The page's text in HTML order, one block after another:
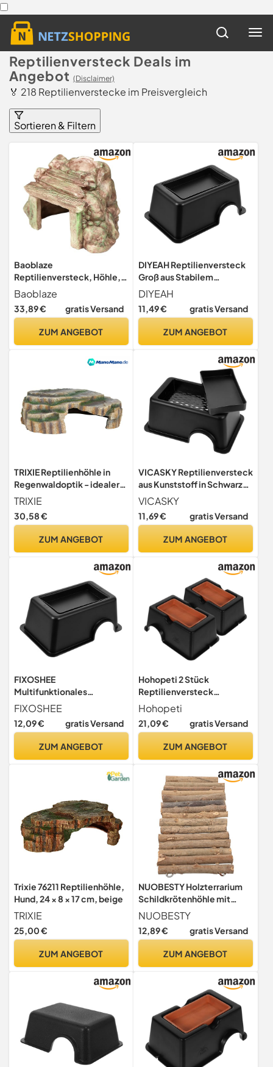
Reptilienversteck Deals im
Angebot (Disclaimer)
🏅 218 Reptilienverstecke im Preisvergleich
Sortieren & Filtern
Baoblaze
Reptilienversteck, Höhle,
Landschaft, Aquarium
Ornament für Schildkröten,
Baoblaze
33,89 € gratis Versand
ZUM ANGEBOT
DIYEAH Reptilienversteck
Groß aus Stabilem
Kunststoff
Feuchtigkeitsregulierende
Höhle für Geckos
und Amphibien Dekoratives
DIYEAH
11,49 € gratis Versand
ZUM ANGEBOT
TRIXIE Reptilienhöhle in
Regenwaldoptik - idealer
Rückzugsort - für Terrarien
und Aquarien geeignet - 30
x 10 x 25 cm - Polyharz -
TRIXIE
30,58 €
ZUM ANGEBOT
VICASKY Reptilienversteck
aus Kunststoff in Schwarz
Multifunktionales Versteck
für Schlangengeckos und
Schildkröten als
Terrarium
VICASKY
11,69 € gratis Versand
ZUM ANGEBOT
FIXOSHEE
Multifunktionales
Reptilienversteck aus
Kunststoff für Schildkröten
und Reptilien Stilvolles
Einzigartigem Design als
FIXOSHEE
12,09 € gratis Versand
ZUM ANGEBOT
Hohopeti 2 Stück
Reptilienversteck
Feuchtes Versteck für
Leopardgecko Terrarium
Höhle Sicherer
Multifunktional Robust
Naturnahe Dekoration für
Reptilien
Hohopeti
21,09 € gratis Versand
ZUM ANGEBOT
Trixie 76211 Reptilienhöhle,
Hund, 24 × 8 × 17 cm, beige
TRIXIE
25,00 €
ZUM ANGEBOT
NUOBESTY Holzterrarium
Schildkrötenhöhle mit
Kletterstab Langlebiges
Reptilienversteck und
Sonnenplattform für
Dekoratives DIY Holzstick
NUOBESTY
12,89 € gratis Versand
ZUM ANGEBOT